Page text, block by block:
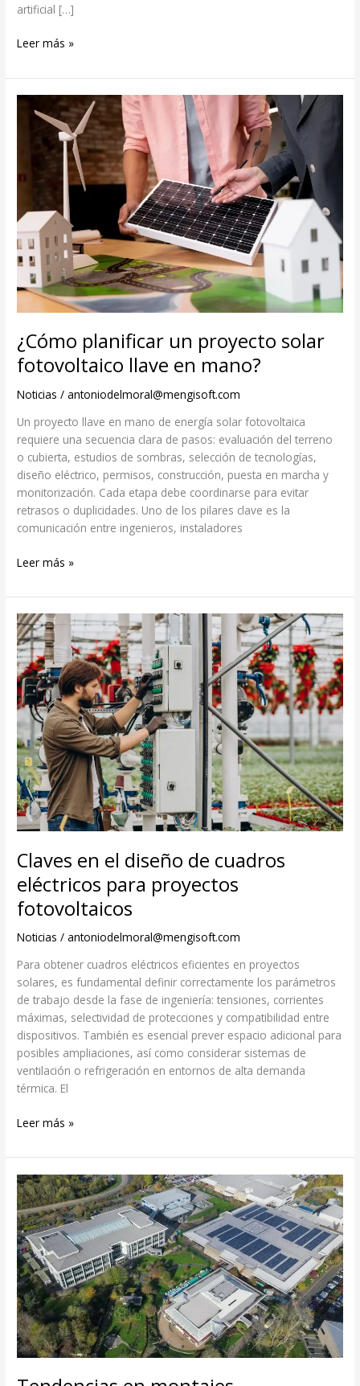
artificial […]
Leer más »
¿Cómo planificar un proyecto solar
fotovoltaico llave en mano?
Noticias /antoniodelmoral@mengisoft.com
Un proyecto llave en mano de energía solar fotovoltaica
requiere una secuencia clara de pasos: evaluación del terreno
o cubierta, estudios de sombras, selección de tecnologías,
diseño eléctrico, permisos, construcción, puesta en marcha y
monitorización. Cada etapa debe coordinarse para evitar
retrasos o duplicidades. Uno de los pilares clave es la
comunicación entre ingenieros, instaladores
Leer más »
Claves en el diseño de cuadros
eléctricos para proyectos
fotovoltaicos
Noticias /antoniodelmoral@mengisoft.com
Para obtener cuadros eléctricos eficientes en proyectos
solares, es fundamental definir correctamente los parámetros
de trabajo desde la fase de ingeniería: tensiones, corrientes
máximas, selectividad de protecciones y compatibilidad entre
dispositivos. También es esencial prever espacio adicional para
posibles ampliaciones, así como considerar sistemas de
ventilación o refrigeración en entornos de alta demanda
térmica. El
Leer más »